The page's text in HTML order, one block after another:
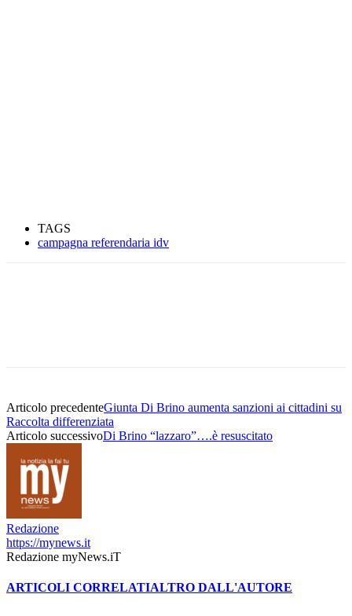
TAGS
campagna referendaria idv
Articolo precedenteGiunta Di Brino aumenta sanzioni ai cittadini su
Raccolta differenziata
Articolo successivoDi Brino “lazzaro”….è resuscitato
Redazione
https://mynews.it
Redazione myNews.iT
ARTICOLI CORRELATIALTRO DALL'AUTORE